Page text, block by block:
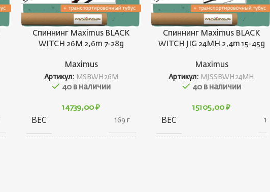
Спиннинг Maximus BLACK
WITCH 26M 2,6m 7-28g
Maximus
Артикул: MSBWH26M
40 в наличии
14739,00₽
ВЕС 169 г
Спиннинг Maximus BLACK
WITCH JIG 24MH 2,4m 15-45g
Maximus
Артикул: MJSSBWH24MH
40 в наличии
15105,00₽
ВЕС